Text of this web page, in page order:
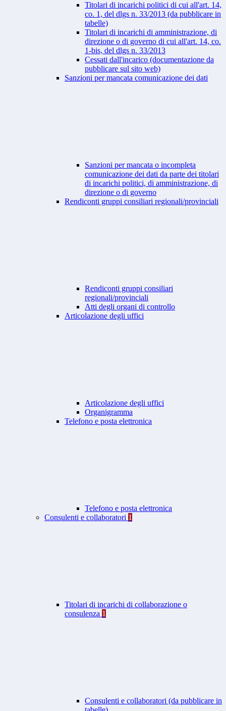
Titolari di incarichi politici di cui all'art. 14,
co. 1, del dlgs n. 33/2013 (da pubblicare in
tabelle)
Titolari di incarichi di amministrazione, di
direzione o di governo di cui all'art. 14, co.
1-bis, del dlgs n. 33/2013
Cessati dall'incarico (documentazione da
pubblicare sul sito web)
Sanzioni per mancata comunicazione dei dati
Sanzioni per mancata o incompleta
comunicazione dei dati da parte dei titolari
di incarichi politici, di amministrazione, di
direzione o di governo
Rendiconti gruppi consiliari regionali/provinciali
Rendiconti gruppi consiliari
regionali/provinciali
Atti degli organi di controllo
Articolazione degli uffici
Articolazione degli uffici
Organigramma
Telefono e posta elettronica
Telefono e posta elettronica
Consulenti e collaboratori 1
Titolari di incarichi di collaborazione o
consulenza 1
Consulenti e collaboratori (da pubblicare in